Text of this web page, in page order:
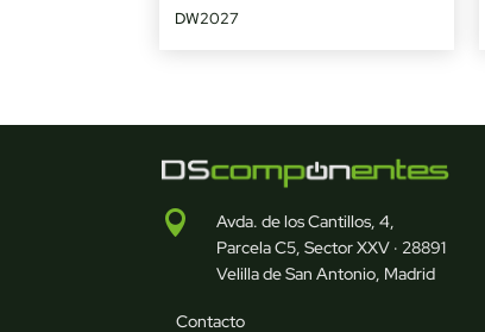
DW2027

Avda. de los Cantillos, 4,
Parcela C5, Sector XXV · 28891
Velilla de San Antonio, Madrid
Contacto